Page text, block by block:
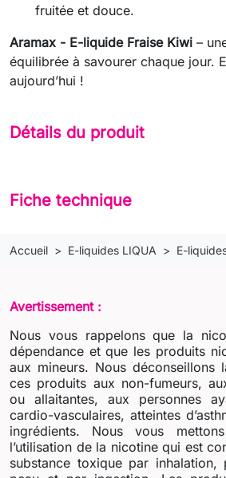
fruitée et douce.
Aramax - E-liquide Fraise Kiwi –
équilibrée à savourer chaque jour.
aujourd’hui !
Détails du produit
Fiche technique
Accueil E-liquides LIQUA E-
Avertissement :
Nous vous rappelons que la
dépendance et que les produits
aux mineurs. Nous déconseillons
ces produits aux non-fumeurs,
ou allaitantes, aux personnes
cardio-vasculaires, atteintes
ingrédients. Nous vous
l’utilisation de la nicotine qui est
substance toxique par